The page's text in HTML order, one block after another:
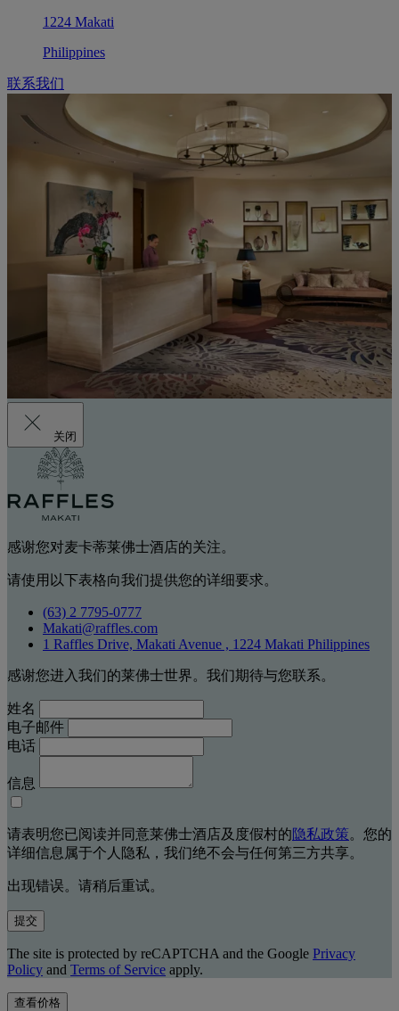
1224 Makati
Philippines
联系我们
关闭
感谢您对麦卡蒂莱佛士酒店的关注。
请使用以下表格向我们提供您的详细要求。
(63) 2 7795-0777
Makati@raffles.com
1 Raffles Drive, Makati Avenue , 1224 Makati Philippines
感谢您进入我们的莱佛士世界。我们期待与您联系。
姓名
电子邮件
电话
信息
请表明您已阅读并同意莱佛士酒店及度假村的隐私政策。您的
详细信息属于个人隐私，我们绝不会与任何第三方共享。
出现错误。请稍后重试。
提交
The site is protected by reCAPTCHA and the Google Privacy
Policy and Terms of Service apply.
查看价格